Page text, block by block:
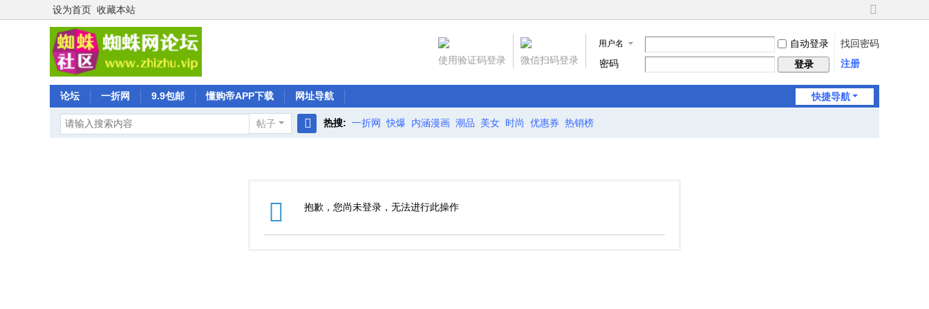
设为首页 收藏本站
切
到
用户名 自动登录
找回密码
密码
登录 注册
微信扫码登录
使用验证码登录
快捷导航
论坛 一折网 9.9包邮 懂购帝APP下载 网址导航
帖子 热搜: 一折网 快爆 内涵漫画 潮品 美女 时尚 优惠券 热销榜
抱歉，您尚未登录，无法进行此操作